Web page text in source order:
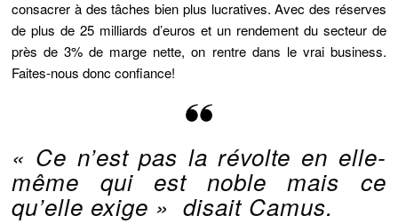
consacrer à des tâches bien plus lucratives. Avec des réserves
de plus de 25 milliards d’euros et un rendement du secteur de
près de 3% de marge nette, on rentre dans le vrai business.
Faites-nous donc confiance!
« Ce n’est pas la révolte en elle-
même qui est noble mais ce
qu’elle exige » disait Camus.